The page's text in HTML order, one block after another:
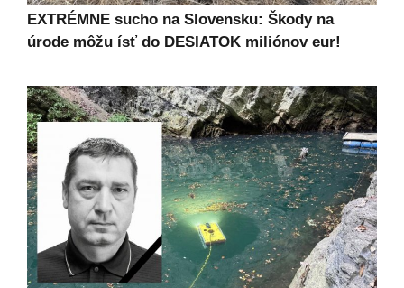
EXTRÉMNE sucho na Slovensku: Škody na
úrode môžu ísť do DESIATOK miliónov eur!